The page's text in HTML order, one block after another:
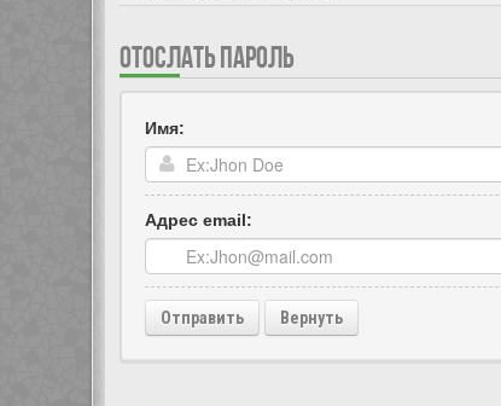
ОТОСЛАТЬ ПАРОЛЬ
Имя:
Адрес email: